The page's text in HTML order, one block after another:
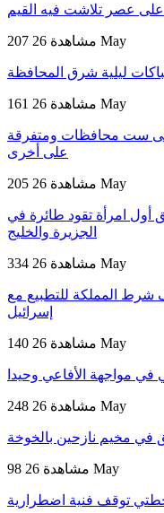
عصر تلاشت فيه القيم
207 مشاهدة 26 May
ليلية شرق المحافظة
161 مشاهدة 26 May
ست محافظات ومتفرقة
على أخرى
205 مشاهدة 26 May
أول امرأة تقود طائرة في
الجزيرة والخليج
334 مشاهدة 26 May
المملكة للتطبيع مع
إسرائيل
140 مشاهدة 26 May
في مواجهة الأفاعي وحيدا
248 مشاهدة 26 May
في مخيم نازحين بالخوخة
98 مشاهدة 26 May
توقف فنية اضطرارية